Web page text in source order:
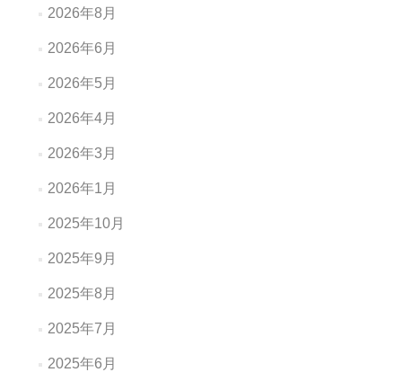
2026年8月
2026年6月
2026年5月
2026年4月
2026年3月
2026年1月
2025年10月
2025年9月
2025年8月
2025年7月
2025年6月